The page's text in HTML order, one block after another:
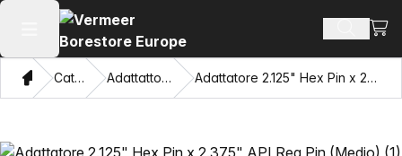
Apri il menu principale Cerca
Home page
Catalogo Adattattori e tiratubi Adattatore 2.125" Hex Pin x 2.375" API Reg Pin (Medio)